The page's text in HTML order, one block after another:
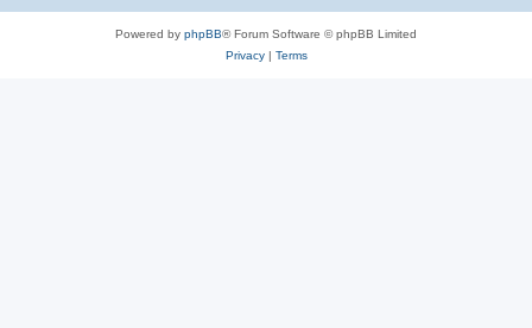
Powered by phpBB® Forum Software © phpBB Limited
Privacy| Terms